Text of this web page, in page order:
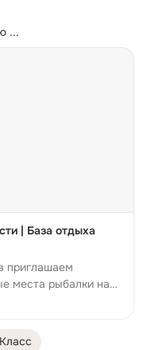
...
| База отдыха
приглашаем
места рыбалки на
условия для
Класс